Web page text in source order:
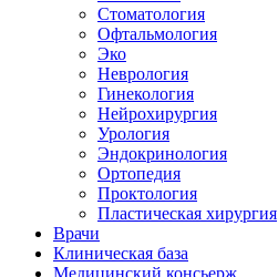
Стоматология
Офтальмология
Эко
Неврология
Гинекология
Нейрохирургия
Урология
Эндокринология
Ортопедия
Проктология
Пластическая хирургия
Врачи
Клиническая база
Медицинский консьерж